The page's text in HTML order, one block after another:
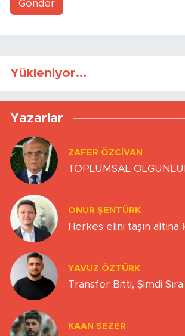
Gönder
Yükleniyor...
Yazarlar
ZAFER ÖZCIVAN
TOPLUMSAL
ONUR ŞENTÜRK
Herkes elini taşın
YAVUZ ÖZTÜRK
Transfer Bitti, Şimdi
KAAN SEZER